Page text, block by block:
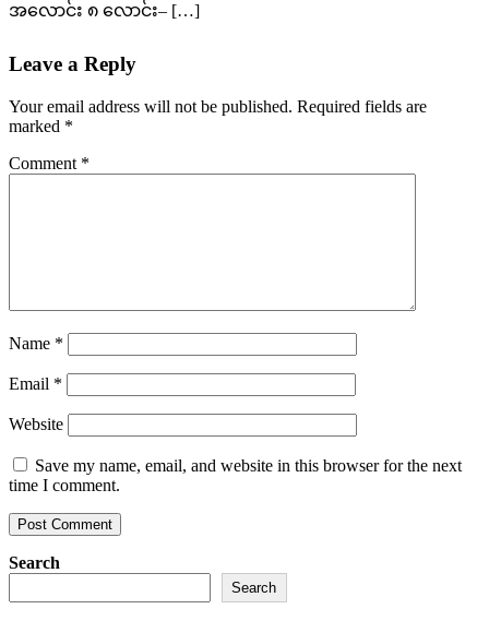
အလောင်း ၈ လောင်း– […]
Leave a Reply
Your email address will not be published. Required fields are
marked *
Comment *
Name *
Email *
Website
Save my name, email, and website in this browser for the next
time I comment.
Search
Search